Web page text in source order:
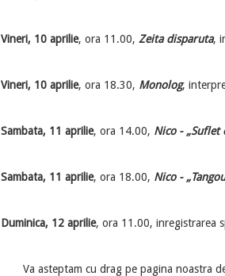
Vineri, 10 aprilie, ora 11.00, Zeita disparuta,
Vineri, 10 aprilie, ora 18.30, Monolog,
Sambata, 11 aprilie, ora 14.00, Nico - „Suflet
Sambata, 11 aprilie, ora 18.00, Nico -
Duminica, 12 aprilie, ora 11.00, inregistrarea
Va asteptam cu drag pe pagina noastra